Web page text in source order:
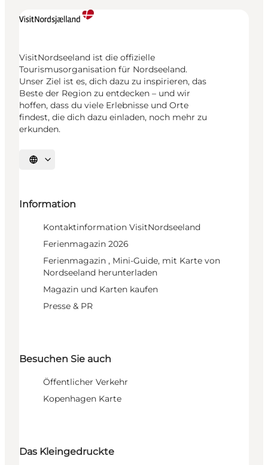
VisitNordseeland ist die offizielle
Tourismusorganisation für Nordseeland.
Unser Ziel ist es, dich dazu zu inspirieren, das
Beste der Region zu entdecken – und wir
hoffen, dass du viele Erlebnisse und Orte
findest, die dich dazu einladen, noch mehr zu
erkunden.
Sprache auswählen
Information
Kontaktinformation VisitNordseeland
Ferienmagazin 2026
Ferienmagazin , Mini-Guide, mit Karte von
Nordseeland herunterladen
Magazin und Karten kaufen
Presse & PR
Besuchen Sie auch
Öffentlicher Verkehr
Kopenhagen Karte
Das Kleingedruckte